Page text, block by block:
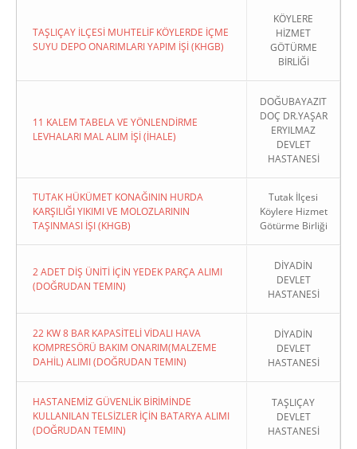
TAŞLIÇAY İLÇESİ MUHTELİF KÖYLERDE İÇME
SUYU DEPO ONARIMLARI YAPIM İŞİ (KHGB)
KÖYLERE
HİZMET
GÖTÜRME
BİRLİĞİ
11 KALEM TABELA VE YÖNLENDİRME
LEVHALARI MAL ALIM İŞİ (İHALE)
DOĞUBAYAZIT
DOÇ DR.YAŞAR
ERYILMAZ
DEVLET
HASTANESİ
TUTAK HÜKÜMET KONAĞININ HURDA
KARŞILIĞI YIKIMI VE MOLOZLARININ
TAŞINMASI İŞI (KHGB)
Tutak İlçesi
Köylere Hizmet
Götürme Birliği
2 ADET DİŞ ÜNİTİ İÇİN YEDEK PARÇA ALIMI
(DOĞRUDAN TEMIN)
DİYADİN
DEVLET
HASTANESİ
22 KW 8 BAR KAPASİTELİ VİDALI HAVA
KOMPRESÖRÜ BAKIM ONARIM(MALZEME
DAHİL) ALIMI (DOĞRUDAN TEMIN)
DİYADİN
DEVLET
HASTANESİ
HASTANEMİZ GÜVENLİK BİRİMİNDE
KULLANILAN TELSİZLER İÇİN BATARYA ALIMI
(DOĞRUDAN TEMIN)
TAŞLIÇAY
DEVLET
HASTANESİ